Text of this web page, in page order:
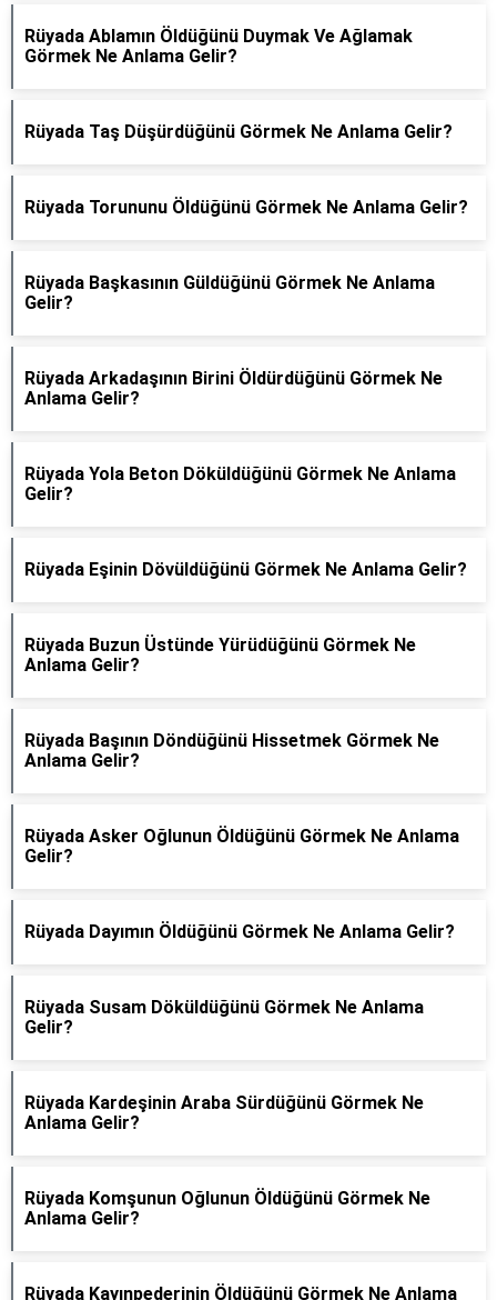
Rüyada Ablamın Öldüğünü Duymak Ve Ağlamak
Görmek Ne Anlama Gelir?
Rüyada Taş Düşürdüğünü Görmek Ne Anlama Gelir?
Rüyada Torununu Öldüğünü Görmek Ne Anlama Gelir?
Rüyada Başkasının Güldüğünü Görmek Ne Anlama
Gelir?
Rüyada Arkadaşının Birini Öldürdüğünü Görmek Ne
Anlama Gelir?
Rüyada Yola Beton Döküldüğünü Görmek Ne Anlama
Gelir?
Rüyada Eşinin Dövüldüğünü Görmek Ne Anlama Gelir?
Rüyada Buzun Üstünde Yürüdüğünü Görmek Ne
Anlama Gelir?
Rüyada Başının Döndüğünü Hissetmek Görmek Ne
Anlama Gelir?
Rüyada Asker Oğlunun Öldüğünü Görmek Ne Anlama
Gelir?
Rüyada Dayımın Öldüğünü Görmek Ne Anlama Gelir?
Rüyada Susam Döküldüğünü Görmek Ne Anlama
Gelir?
Rüyada Kardeşinin Araba Sürdüğünü Görmek Ne
Anlama Gelir?
Rüyada Komşunun Oğlunun Öldüğünü Görmek Ne
Anlama Gelir?
Rüyada Kayınpederinin Öldüğünü Görmek Ne Anlama